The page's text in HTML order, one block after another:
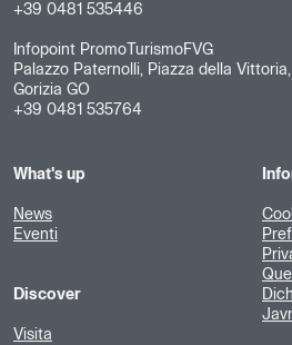
+39 0481 535446
Infopoint PromoTurismoFVG
Palazzo Paternolli, Piazza della
Gorizia GO
+39 0481 535764
What's up
News
Eventi
Discover
Visita